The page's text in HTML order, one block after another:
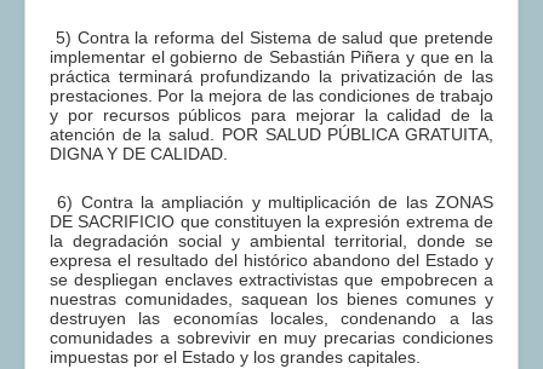
5) Contra la reforma del Sistema de salud que pretende
implementar el gobierno de Sebastián Piñera y que en la
práctica terminará profundizando la privatización de las
prestaciones. Por la mejora de las condiciones de trabajo
y por recursos públicos para mejorar la calidad de la
atención de la salud. POR SALUD PÚBLICA GRATUITA,
DIGNA Y DE CALIDAD.
6) Contra la ampliación y multiplicación de las ZONAS
DE SACRIFICIO que constituyen la expresión extrema de
la degradación social y ambiental territorial, donde se
expresa el resultado del histórico abandono del Estado y
se despliegan enclaves extractivistas que empobrecen a
nuestras comunidades, saquean los bienes comunes y
destruyen las economías locales, condenando a las
comunidades a sobrevivir en muy precarias condiciones
impuestas por el Estado y los grandes capitales.